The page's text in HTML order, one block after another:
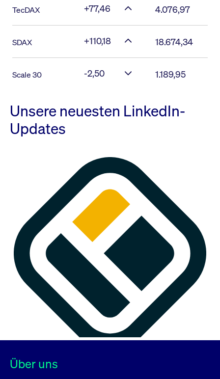
TecDAX +77,46 4.076,97
SDAX +110,18 18.674,34
Scale 30 -2,50 1.189,95
Unsere neuesten LinkedIn-
Updates
Über uns